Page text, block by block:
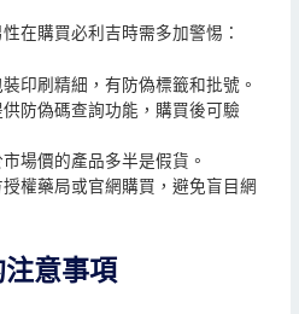
在購買必利吉時需多加警惕：
印刷精細，有防偽標籤和批號。
防偽碼查詢功能，購買後可驗
場價的產品多半是假貨。
權藥局或官網購買，避免盲目網
意事項